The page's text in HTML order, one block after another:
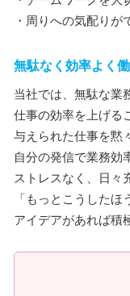
・周りへの気配りが
無駄なく効率よく
当社では、無駄な業
仕事の効率を上げる
与えられた仕事を黙
自分の発信で業務効
ストレスなく、日々
「もっとこうしたほ
アイデアがあれば積